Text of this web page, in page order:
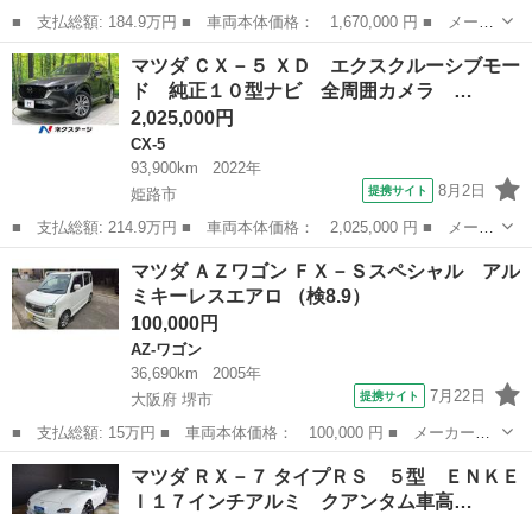
■ 支払総額: 184.9万円 ■ 車両本体価格： 1,670,000 円 ■ メーカ
ー名： マツダ ■ 車種名： ＣＸ－５ ■ グレード名： ＸＤ Ｌ
パッケージ ＢＯＳＥサウンド メーカーナビ スマートシティブレ
ーキサポ...
兵庫 姫路市 CX-5
マツダ ＣＸ－５ ＸＤ エクスクルーシブモー
ド 純正１０型ナビ 全周囲カメラ …
2,025,000円
CX-5
93,900km
2022年
姫路市
提携サイト 8月2日
■ 支払総額: 214.9万円 ■ 車両本体価格： 2,025,000 円 ■ メーカ
ー名： マツダ ■ 車種名： ＣＸ－５ ■ グレード名： ＸＤ エ
クスクルーシブモード 純正１０型ナビ 全周囲カメラ ＢＯＳＥサ
ウンド ...
CX-5
マツダ ＡＺワゴン ＦＸ－Ｓスペシャル アル
ミキーレスエアロ （検8.9）
100,000円
AZ-ワゴン
36,690km
2005年
大阪府 堺市
提携サイト 7月22日
■ 支払総額: 15万円 ■ 車両本体価格： 100,000 円 ■ メーカー
名： マツダ ■ 車種名： ＡＺワゴン ■ グレード名： ＦＸ－Ｓ
スペシャル アルミキーレスエアロ ■ 排気量： 660cc ■ ドア枚
数： 5...
大阪 堺市 AZ-ワゴン
マツダ ＲＸ－７ タイプＲＳ ５型 ＥＮＫＥ
Ｉ１７インチアルミ クアンタム車高…